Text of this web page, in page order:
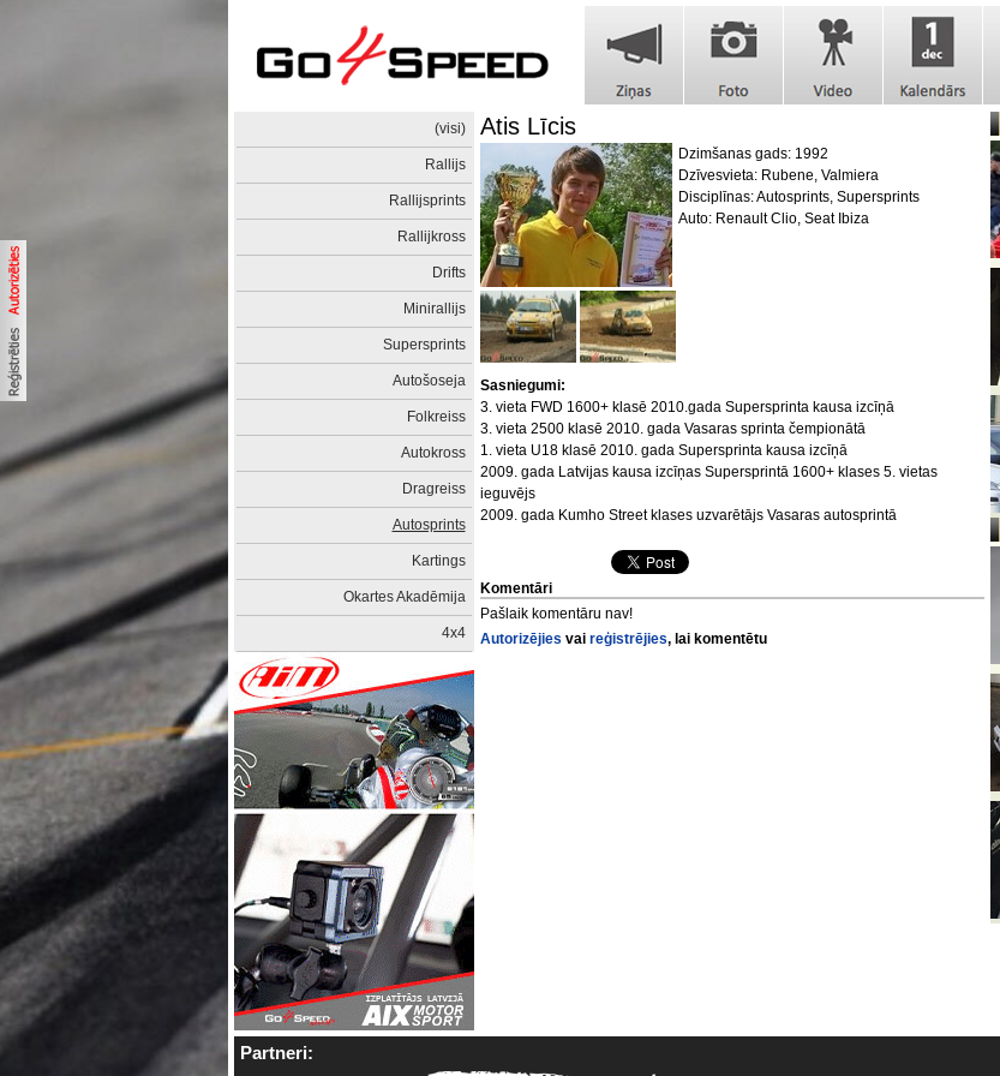
(visi)
Rallijs
Rallijsprints
Rallijkross
Drifts
Minirallijs
Supersprints
Autošoseja
Folkreiss
Autokross
Dragreiss
Autosprints
Kartings
Okartes Akadēmija
4x4
Atis Līcis
Dzimšanas gads: 1992
Dzīvesvieta: Rubene, Valmiera
Disciplīnas: Autosprints, Supersprints
Auto: Renault Clio, Seat Ibiza
Sasniegumi:
3. vieta FWD 1600+ klasē 2010.gada Supersprinta kausa izcīņā
3. vieta 2500 klasē 2010. gada Vasaras sprinta čempionātā
1. vieta U18 klasē 2010. gada Supersprinta kausa izcīņā
2009. gada Latvijas kausa izcīņas Supersprintā 1600+ klases 5. vietas
ieguvējs
2009. gada Kumho Street klases uzvarētājs Vasaras autosprintā
Komentāri
Pašlaik komentāru nav!
Autorizējies vai reģistrējies, lai komentētu
Partneri: